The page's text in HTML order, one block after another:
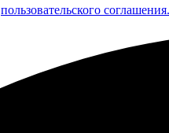
пользовательского соглашения.